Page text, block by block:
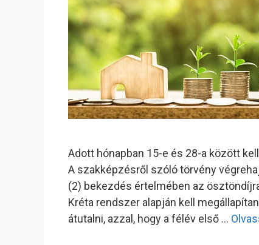
Adott hónapban 15-e és 28-a között
A szakképzésről szóló törvény
(2) bekezdés értelmében az
Kréta rendszer alapján kell
átutalni, azzal, hogy a félév első …